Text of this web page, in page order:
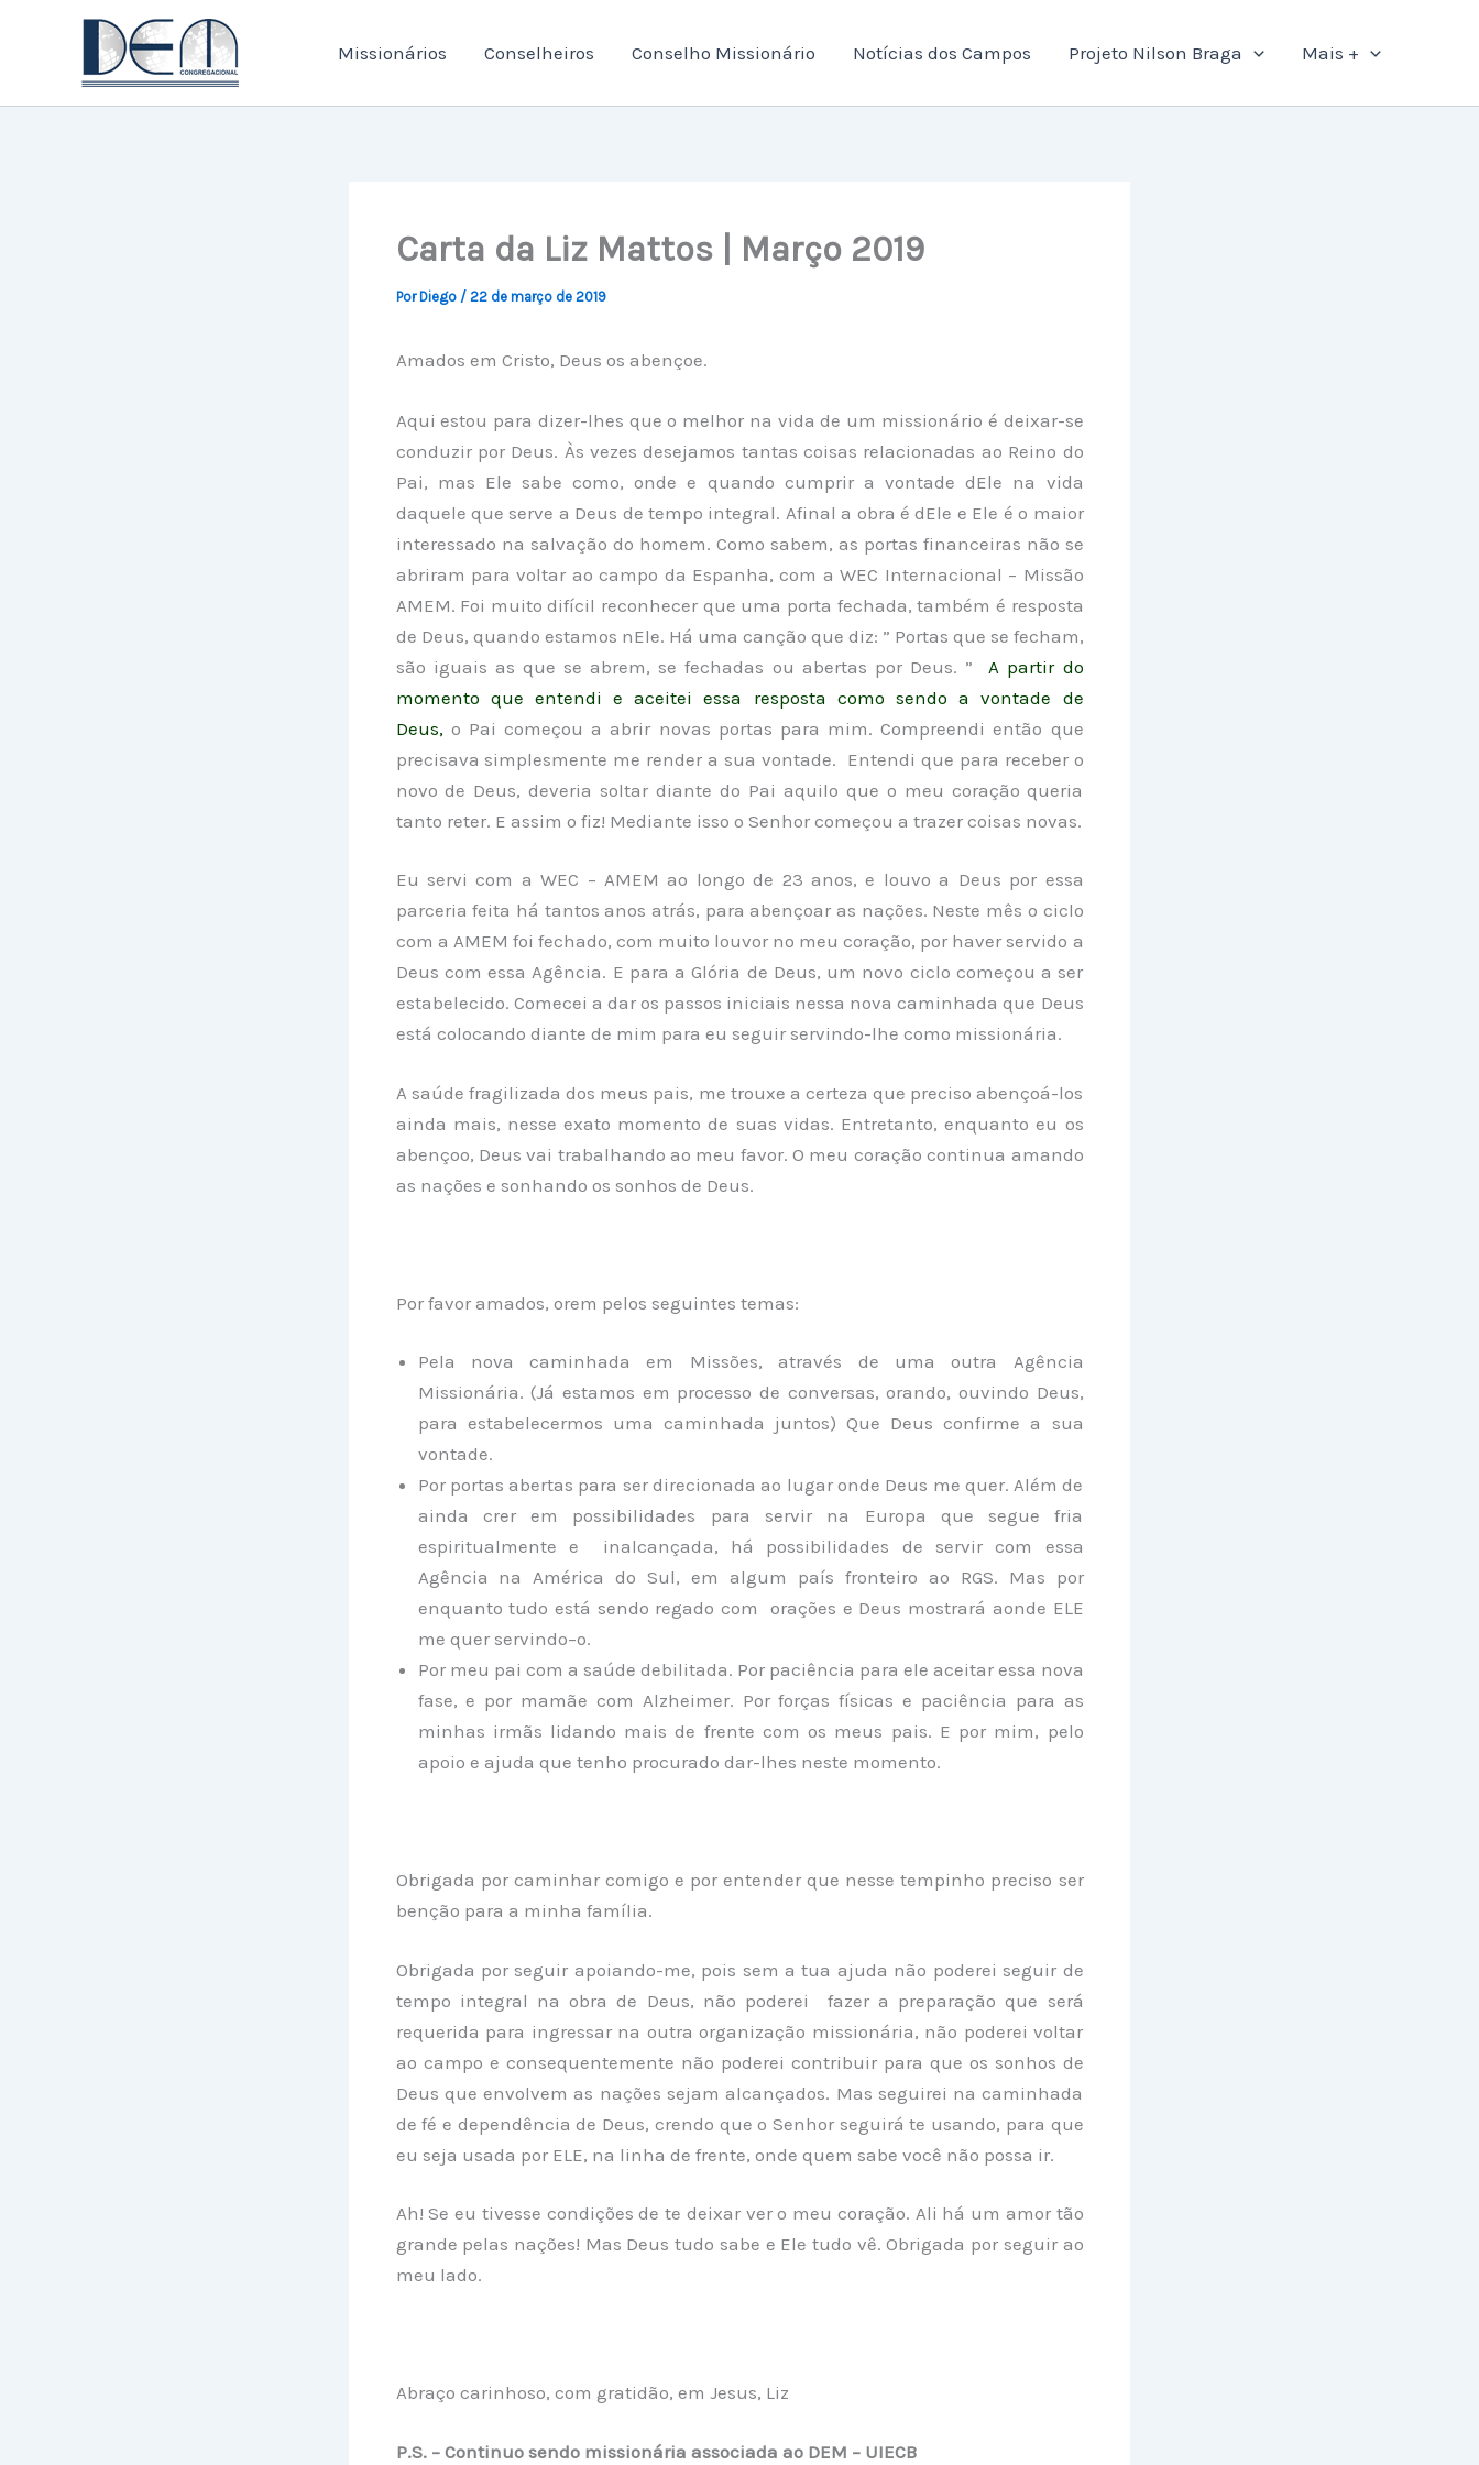
conteúdo
Missionários Conselheiros Conselho Missionário Notícias dos Campos Projeto Nilson Braga Mais +
Carta da Liz Mattos | Março 2019
PorDiego / 22 de março de 2019
Amados em Cristo, Deus os abençoe.
Aqui estou para dizer-lhes que o melhor na vida de um missionário é deixar-se
conduzir por Deus. Às vezes desejamos tantas coisas relacionadas ao Reino do
Pai, mas Ele sabe como, onde e quando cumprir a vontade dEle na vida
daquele que serve a Deus de tempo integral. Afinal a obra é dEle e Ele é o maior
interessado na salvação do homem. Como sabem, as portas financeiras não se
abriram para voltar ao campo da Espanha, com a WEC Internacional – Missão
AMEM. Foi muito difícil reconhecer que uma porta fechada, também é resposta
de Deus, quando estamos nEle. Há uma canção que diz: ” Portas que se fecham,
são iguais as que se abrem, se fechadas ou abertas por Deus. ” A partir do
momento que entendi e aceitei essa resposta como sendo a vontade de
Deus, o Pai começou a abrir novas portas para mim.Compreendi então que
precisava simplesmente me render a sua vontade. Entendi que para receber o
novo de Deus, deveria soltar diante do Pai aquilo que o meu coração queria
tanto reter. E assim o fiz! Mediante isso o Senhor começou a trazer coisas novas.
Eu servi com a WEC – AMEM ao longo de 23 anos, e louvo a Deus por essa
parceria feita há tantos anos atrás, para abençoar as nações. Neste mês o ciclo
com a AMEM foi fechado, com muito louvor no meu coração, por haver servido a
Deus com essa Agência. E para a Glória de Deus, um novo ciclo começou a ser
estabelecido. Comecei a dar os passos iniciais nessa nova caminhada que Deus
está colocando diante de mim para eu seguir servindo-lhe como missionária.
A saúde fragilizada dos meus pais, me trouxe a certeza que preciso abençoá-los
ainda mais, nesse exato momento de suas vidas. Entretanto, enquanto eu os
abençoo, Deus vai trabalhando ao meu favor. O meu coração continua amando
as nações e sonhando os sonhos de Deus.
Por favor amados, orem pelos seguintes temas:
Pela nova caminhada em Missões, através de uma outra Agência
Missionária. (Já estamos em processo de conversas, orando, ouvindo Deus,
para estabelecermos uma caminhada juntos) Que Deus confirme a sua
vontade.
Por portas abertas para ser direcionada ao lugar onde Deus me quer. Além de
ainda crer em possibilidades para servir na Europa que segue fria
espiritualmente e inalcançada, há possibilidades de servir com essa
Agência na América do Sul, em algum país fronteiro ao RGS. Mas por
enquanto tudo está sendo regado com orações e Deus mostrará aonde ELE
me quer servindo–o.
Por meu pai com a saúde debilitada. Por paciência para ele aceitar essa nova
fase, e por mamãe com Alzheimer. Por forças físicas e paciência para as
minhas irmãs lidando mais de frente com os meus pais. E por mim, pelo
apoio e ajuda que tenho procurado dar-lhes neste momento.
Obrigada por caminhar comigo e por entender que nesse tempinho preciso ser
benção para a minha família.
Obrigada por seguir apoiando-me, pois sem a tua ajuda não poderei seguir de
tempo integral na obra de Deus, não poderei fazer a preparação que será
requerida para ingressar na outra organização missionária, não poderei voltar
ao campo e consequentemente não poderei contribuir para que os sonhos de
Deus que envolvem as nações sejam alcançados. Mas seguirei na caminhada
de fé e dependência de Deus, crendo que o Senhor seguirá te usando, para que
eu seja usada por ELE, na linha de frente, onde quem sabe você não possa ir.
Ah! Se eu tivesse condições de te deixar ver o meu coração. Ali há um amor tão
grande pelas nações! Mas Deus tudo sabe e Ele tudo vê. Obrigada por seguir ao
meu lado.
Abraço carinhoso, com gratidão, em Jesus, Liz
P.S. – Continuo sendo missionária associada ao DEM – UIECB